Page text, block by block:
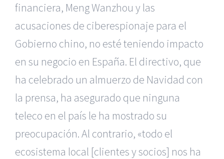
financiera, MengWanzhou y las
acusaciones de ciberespionaje para el
Gobierno chino, no esté teniendo impacto
en su negocio en España. El directivo, que
ha celebrado un almuerzo de Navidad con
la prensa, ha asegurado que ninguna
teleco en el país le ha mostrado su
preocupación. Al contrario, «todo el
ecosistema local [clientes y socios] nos ha